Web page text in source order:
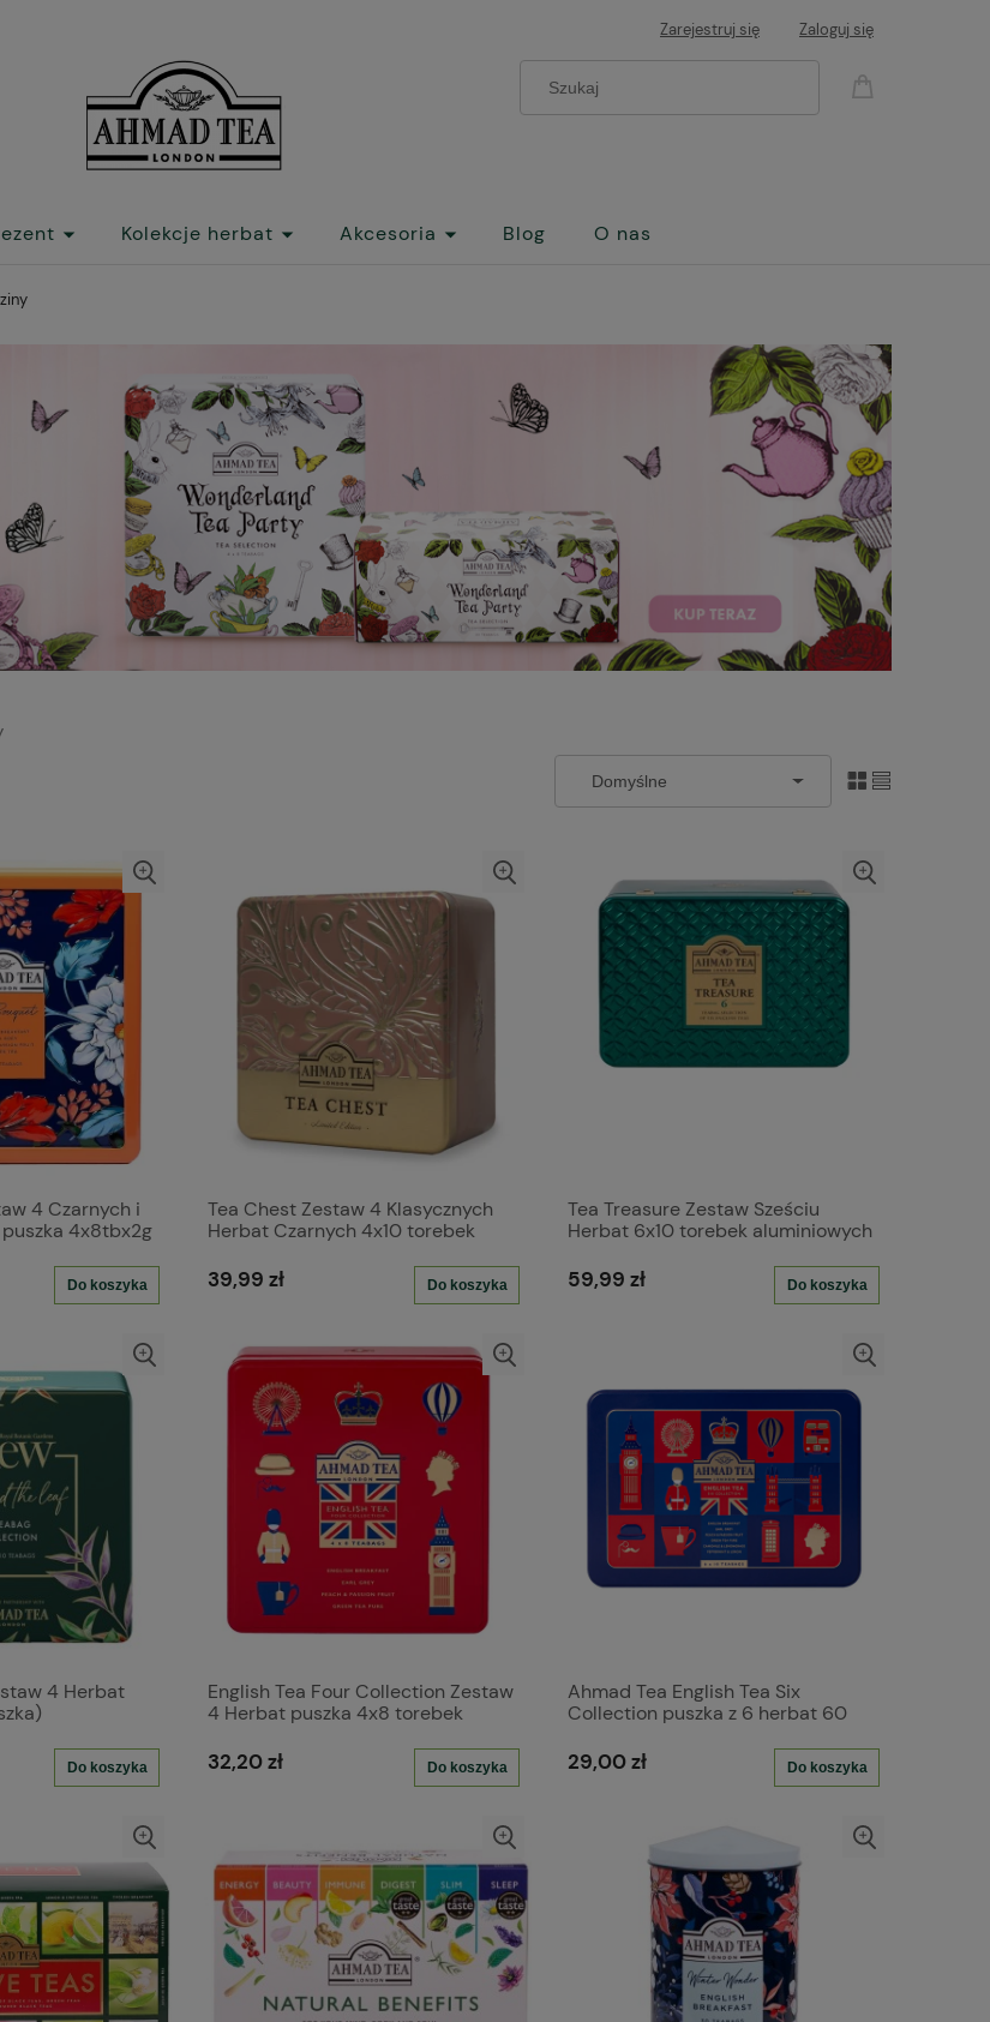
Zarejestruj się Zaloguj się
Kolekcje herbat Akcesoria Blog O nas
4 Czarnych i
4x8tbx2g
Do koszyka
Tea Chest Zestaw 4 Klasycznych
Herbat Czarnych 4x10 torebek
39,99 zł Do koszyka
Tea Treasure Zestaw Sześciu
Herbat 6x10 torebek aluminiowych
59,99 zł Do koszyka
4 Herbat
Do koszyka
English Tea Four Collection Zestaw
4 Herbat puszka 4x8 torebek
32,20 zł Do koszyka
Ahmad Tea English Tea Six
Collection puszka z 6 herbat 60
29,00 zł Do koszyka